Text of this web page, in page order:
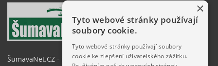
ŠumavaNet.CZ - informace o regionu
×
Tyto webové stránky používají
soubory cookie.
Tyto webové stránky používají soubory
cookie ke zlepšení uživatelského zážitku.